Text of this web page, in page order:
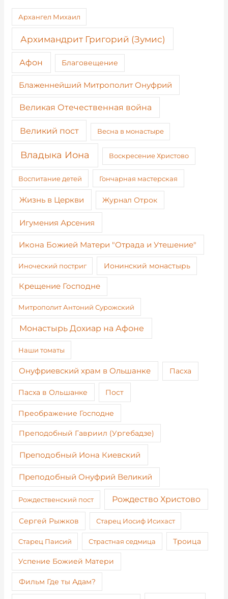
Архангел Михаил
Архимандрит Григорий (Зумис)
Афон Благовещение
Блаженнейший Митрополит Онуфрий
Великая Отечественная война
Великий пост Весна в монастыре
Владыка Иона Воскресение Христово
Воспитание детей Гончарная мастерская
Жизнь в Церкви Журнал Отрок
Игумения Арсения
Икона Божией Матери "Отрада и Утешение"
Иноческий постриг Ионинский монастырь
Крещение Господне
Митрополит Антоний Сурожский
Монастырь Дохиар на Афоне
Наши томаты
Онуфриевский храм в Ольшанке Пасха
Пасха в Ольшанке Пост
Преображение Господне
Преподобный Гавриил (Ургебадзе)
Преподобный Иона Киевский
Преподобный Онуфрий Великий
Рождественский пост Рождество Христово
Сергей Рыжков Старец Иосиф Исихаст
Старец Паисий Страстная седмица Троица
Успение Божией Матери
Фильм Где ты Адам?